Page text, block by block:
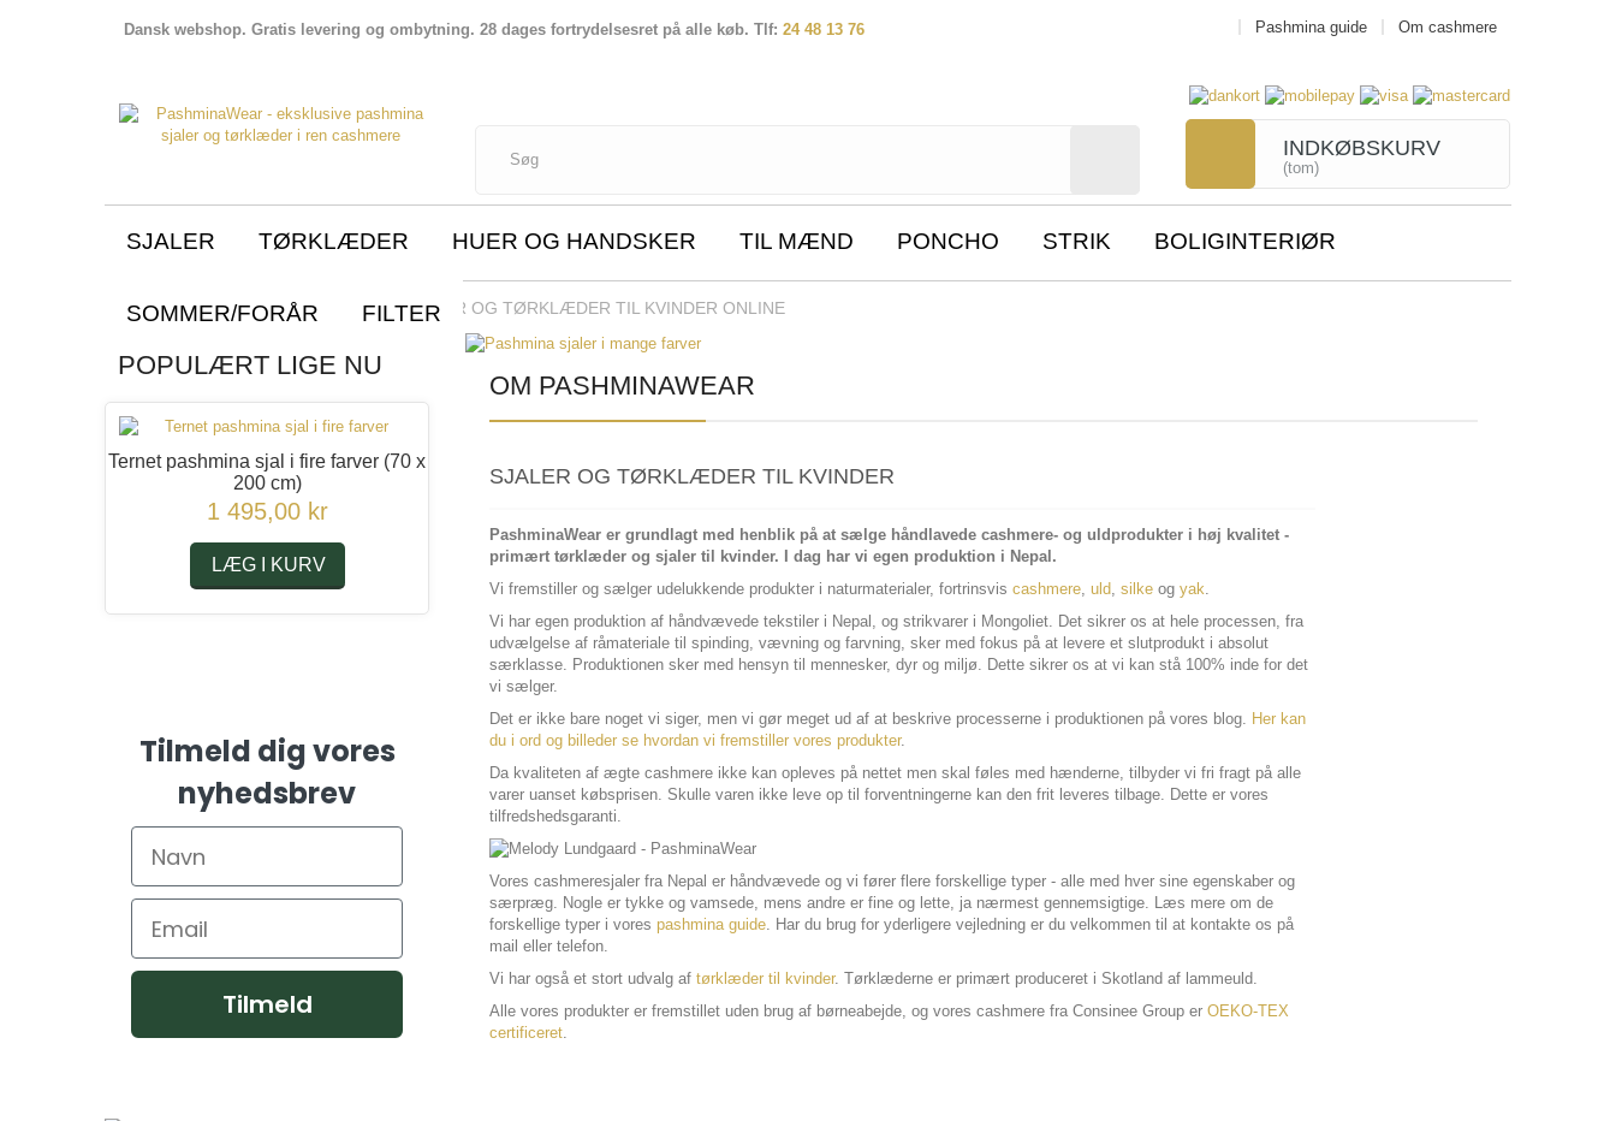
Dansk webshop. Gratis levering og ombytning. 28 dages fortrydelsesret på alle køb. Tlf: 24 48 13 76 Pashmina guide Om cashmere
INDKØBSKURV
(tom)
SJALER TØRKLÆDER HUER OG HANDSKER TIL MÆND PONCHO STRIK BOLIGINTERIØR
SOMMER/FORÅR FILTER
OM PASHMINAWEAR - KØB SJALER OG TØRKLÆDER TIL KVINDER ONLINE
POPULÆRT LIGE NU
Ternet pashmina sjal i fire farver (70 x
200 cm)
1 495,00 kr
LÆG I KURV
Tilmeld dig vores
nyhedsbrev
Tilmeld
OM PASHMINAWEAR
SJALER OG TØRKLÆDER TIL KVINDER
PashminaWear er grundlagt med henblik på at sælge håndlavede cashmere- og uldprodukter i høj kvalitet -
primært tørklæder og sjaler til kvinder. I dag har vi egen produktion i Nepal.
Vi fremstiller og sælger udelukkende produkter i naturmaterialer, fortrinsvis cashmere uld silke og yak
Vi har egen produktion af håndvævede tekstiler i Nepal, og strikvarer i Mongoliet. Det sikrer os at hele processen, fra
udvælgelse af råmateriale til spinding, vævning og farvning, sker med fokus på at levere et slutprodukt i absolut
særklasse. Produktionen sker med hensyn til mennesker, dyr og miljø. Dette sikrer os at vi kan stå 100% inde for det
vi sælger.
Det er ikke bare noget vi siger, men vi gør meget ud af at beskrive processerne i produktionen på vores blog. Her kan
du i ord og billeder se hvordan vi fremstiller vores produkter.
Da kvaliteten af ægte cashmere ikke kan opleves på nettet men skal føles med hænderne, tilbyder vi fri fragt på alle
varer uanset købsprisen. Skulle varen ikke leve op til forventningerne kan den frit leveres tilbage. Dette er vores
tilfredshedsgaranti.
Vores cashmeresjaler fra Nepal er håndvævede og vi fører flere forskellige typer - alle med hver sine egenskaber og
særpræg. Nogle er tykke og vamsede, mens andre er fine og lette, ja nærmest gennemsigtige. Læs mere om de
forskellige typer i vores pashmina guide. Har du brug for yderligere vejledning er du velkommen til at kontakte os på
mail eller telefon.
Vi har også et stort udvalg af tørklæder til kvinder. Tørklæderne er primært produceret i Skotland af lammeuld.
Alle vores produkter er fremstillet uden brug af børneabejde, og vores cashmere fra Consinee Group er OEKO-TEX
certificeret.